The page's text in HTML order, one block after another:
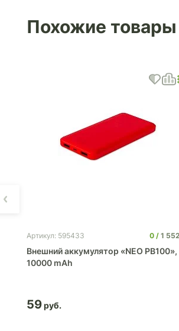
Похожие товары
Артикул: 595433 0 1 552
Внешний аккумулятор «NEO PB100»,
10000 mAh
59